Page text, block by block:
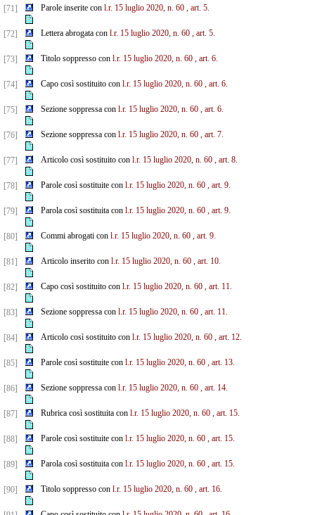
[71] Parole inserite con l.r. 15 luglio 2020, n. 60 , art. 5.
[72] Lettera abrogata con l.r. 15 luglio 2020, n. 60 , art. 5.
[73] Titolo soppresso con l.r. 15 luglio 2020, n. 60 , art. 6.
[74] Capo così sostituito con l.r. 15 luglio 2020, n. 60 , art. 6.
[75] Sezione soppressa con l.r. 15 luglio 2020, n. 60 , art. 6.
[76] Sezione soppressa con l.r. 15 luglio 2020, n. 60 , art. 7.
[77] Articolo così sostituito con l.r. 15 luglio 2020, n. 60 , art. 8.
[78] Parole così sostituite con l.r. 15 luglio 2020, n. 60 , art. 9.
[79] Parola così sostituita con l.r. 15 luglio 2020, n. 60 , art. 9.
[80] Commi abrogati con l.r. 15 luglio 2020, n. 60 , art. 9.
[81] Articolo inserito con l.r. 15 luglio 2020, n. 60 , art. 10.
[82] Capo così sostituito con l.r. 15 luglio 2020, n. 60 , art. 11.
[83] Sezione soppressa con l.r. 15 luglio 2020, n. 60 , art. 11.
[84] Articolo così sostituito con l.r. 15 luglio 2020, n. 60 , art. 12.
[85] Parole così sostituite con l.r. 15 luglio 2020, n. 60 , art. 13.
[86] Sezione soppressa con l.r. 15 luglio 2020, n. 60 , art. 14.
[87] Rubrica così sostituita con l.r. 15 luglio 2020, n. 60 , art. 15.
[88] Parole così sostituite con l.r. 15 luglio 2020, n. 60 , art. 15.
[89] Parola così sostituita con l.r. 15 luglio 2020, n. 60 , art. 15.
[90] Titolo soppresso con l.r. 15 luglio 2020, n. 60 , art. 16.